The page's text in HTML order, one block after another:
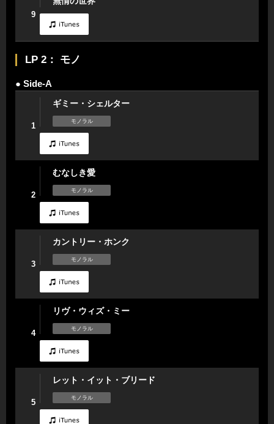
9
LP 2： モノ
● Side-A
1
ギミー・シェルター
モノラル
2
むなしき愛
モノラル
3
カントリー・ホンク
モノラル
4
リヴ・ウィズ・ミー
モノラル
5
レット・イット・ブリード
モノラル